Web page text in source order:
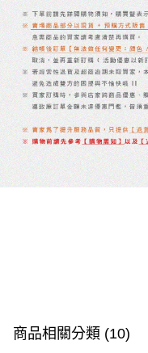
商品相關分類 (10)